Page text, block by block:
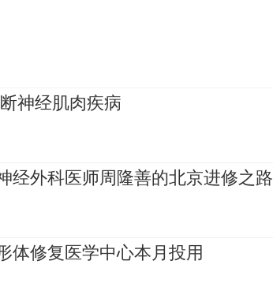
神经肌肉疾病
外科医师周隆善的北京进修之路
体修复医学中心本月投用